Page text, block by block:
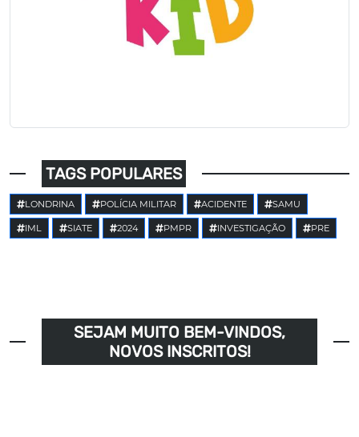
TAGS POPULARES
LONDRINA POLÍCIA MILITAR ACIDENTE SAMU
IML SIATE 2024 PMPR INVESTIGAÇÃO PRE
SEJAM MUITO BEM-VINDOS,
NOVOS INSCRITOS!